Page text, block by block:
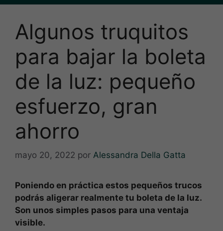
Algunos truquitos
para bajar la boleta
de la luz: pequeño
esfuerzo, gran
ahorro
mayo 20, 2022 por Alessandra Della Gatta
Poniendo en práctica estos pequeños trucos
podrás aligerar realmente tu boleta de la luz.
Son unos simples pasos para una ventaja
visible.